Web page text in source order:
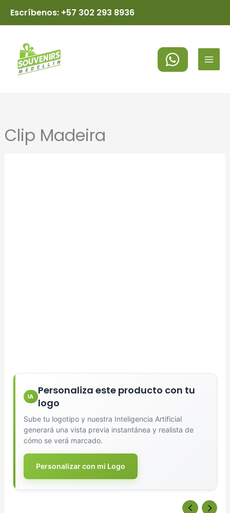
Escríbenos: +57 302 293 8936
Clip Madeira
IA
Personaliza este producto con tu
logo
Sube tu logotipo y nuestra Inteligencia Artificial
generará una vista previa instantánea y realista de
cómo se verá marcado.
Personalizar con mi Logo